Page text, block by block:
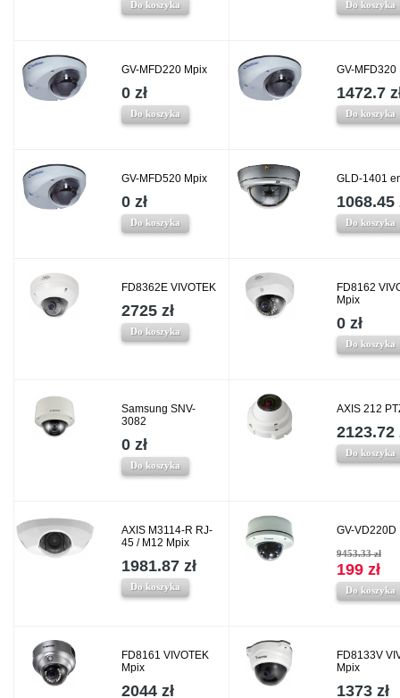
Do koszyka Do koszyka
GV-MFD220 Mpix
0 zł
Do koszyka
GV-MFD320
1472.7
Do koszyka
GV-MFD520 Mpix
0 zł
Do koszyka
GLD-1401
1068.45
Do koszyka
FD8362E VIVOTEK
2725 zł
Do koszyka
FD8162
Mpix
0 zł
Do koszyka
Samsung SNV-
3082
0 zł
Do koszyka
AXIS 212
2123.72
Do koszyka
AXIS M3114-R RJ-
45 / M12 Mpix
1981.87 zł
Do koszyka
GV-VD220D
9453.33 zł
199 zł
Do koszyka
FD8161 VIVOTEK
Mpix
2044 zł
FD8133V
Mpix
1373 zł